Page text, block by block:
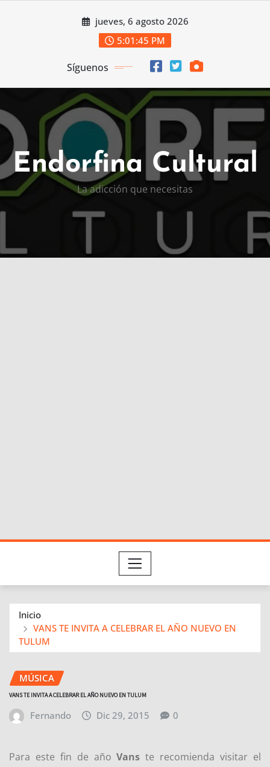
jueves, 6 agosto 2026
5:01:46 PM
Síguenos
Endorfina Cultural
La adicción que necesitas
Inicio
VANS TE INVITA A CELEBRAR EL AÑO NUEVO EN
TULUM
MÚSICA
VANS TE INVITA A CELEBRAR EL AÑO NUEVO EN TULUM
Fernando Dic 29, 2015 0
Para este fin de añoVans te recomienda visitar el